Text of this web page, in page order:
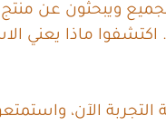
ويبحثون عن
اكتشفوا ماذا يعني
التجربة الآن،